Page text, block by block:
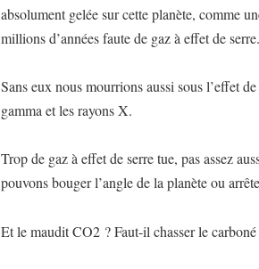
absolument gelée sur cette planète, comme
millions d’années faute de gaz à effet de serre.
Sans eux nous mourrions aussi sous l’effet
gamma et les rayons X.
Trop de gaz à effet de serre tue, pas assez
pouvons bouger l’angle de la planète ou
Et le maudit CO2 ? Faut-il chasser le carboné